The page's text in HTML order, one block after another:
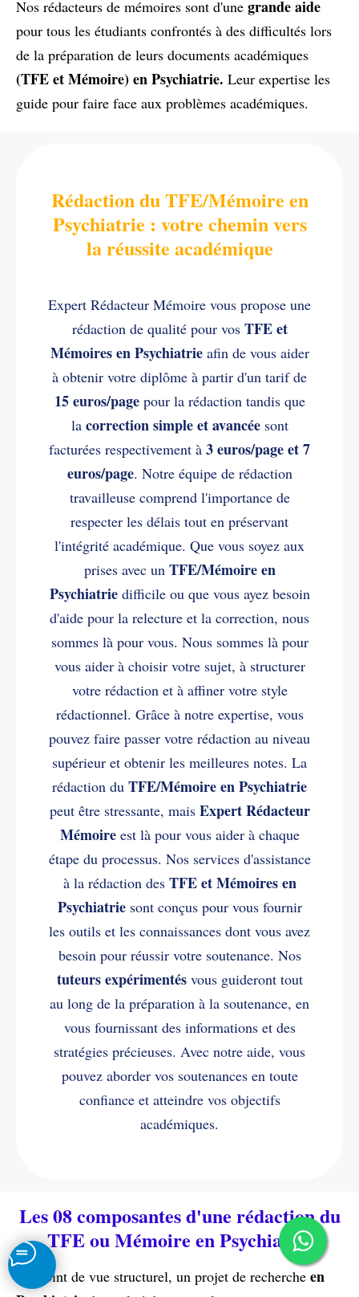
Nos rédacteurs de mémoires sont d'une grande aide
pour tous les étudiants confrontés à des difficultés lors
de la préparation de leurs documents académiques
(TFE et Mémoire) en Psychiatrie. Leur expertise les
guide pour faire face aux problèmes académiques.
Rédaction du TFE/Mémoire en
Psychiatrie : votre chemin vers
la réussite académique
Expert Rédacteur Mémoire vous propose une
rédaction de qualité pour vos TFE et
Mémoires en Psychiatrie afin de vous aider
à obtenir votre diplôme à partir d'un tarif de
15 euros/page pour la rédaction tandis que
la correction simple et avancéesont
facturées respectivement à 3 euros/page et 7
euros/page. Notre équipe de rédaction
travailleuse comprend l'importance de
respecter les délais tout en préservant
l'intégrité académique. Que vous soyez aux
prises avec unTFE/Mémoire en
Psychiatrie difficile ou que vous ayez besoin
d'aide pour la relecture et la correction, nous
sommes là pour vous. Nous sommes là pour
vous aider à choisir votre sujet, à structurer
votre rédaction et à affiner votre style
rédactionnel. Grâce à notre expertise, vous
pouvez faire passer votre rédaction au niveau
supérieur et obtenir les meilleures notes. La
rédaction du TFE/Mémoire en Psychiatrie
peut être stressante, mais Expert Rédacteur
Mémoireest là pour vous aider à chaque
étape du processus. Nos services d'assistance
à la rédaction des TFE et Mémoires en
Psychiatriesont conçus pour vous fournir
les outils et les connaissances dont vous avez
besoin pour réussir votre soutenance. Nos
tuteurs expérimentésvous guideront tout
au long de la préparation à la soutenance, en
vous fournissant des informations et des
stratégies précieuses. Avec notre aide, vous
pouvez aborder vos soutenances en toute
confiance et atteindre vos objectifs
académiques.
Les 08 composantes d'une rédaction du
TFE ou Mémoire en Psychiatrie
Du point de vue structurel, un projet de recherche en